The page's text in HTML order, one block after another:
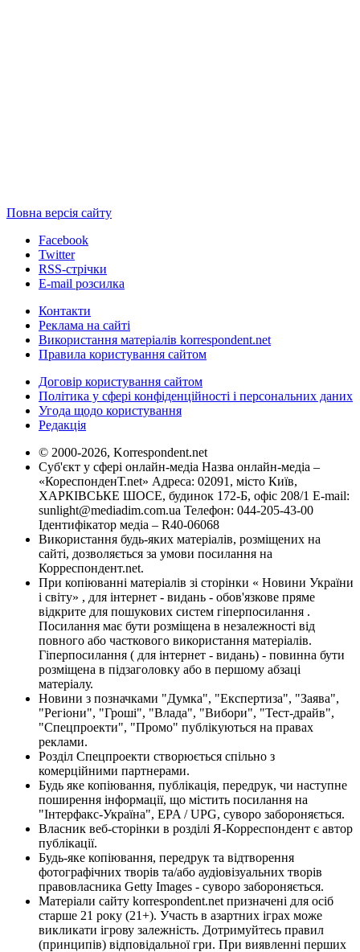
Повна версія сайту
Facebook
Twitter
RSS-стрічки
E-mail розсилка
Контакти
Реклама на сайті
Використання матеріалів korrespondent.net
Правила користування сайтом
Договір користування сайтом
Політика у сфері конфіденційності і персональних даних
Угода щодо користування
Редакція
© 2000-2026, Korrespondent.net
Суб'єкт у сфері онлайн-медіа Назва онлайн-медіа –
«КореспонденТ.net» Адреса: 02091, місто Київ,
ХАРКІВСЬКЕ ШОСЕ, будинок 172-Б, офіс 208/1 E-mail:
sunlight@mediadim.com.ua Телефон: 044-205-43-00
Ідентифікатор медіа – R40-06068
Використання будь-яких матеріалів, розміщених на
сайті, дозволяється за умови посилання на
Корреспондент.net.
При копіюванні матеріалів зі сторінки « Новини України
і світу» , для інтернет - видань - обов'язкове пряме
відкрите для пошукових систем гіперпосилання .
Посилання має бути розміщена в незалежності від
повного або часткового використання матеріалів.
Гіперпосилання ( для інтернет - видань) - повинна бути
розміщена в підзаголовку або в першому абзаці
матеріалу.
Новини з позначками "Думка", "Експертиза", "Заява",
"Регіони", "Гроші", "Влада", "Вибори", "Тест-драйв",
"Спецпроекти", "Промо" публікуються на правах
реклами.
Розділ Спецпроекти створюється спільно з
комерційними партнерами.
Будь яке копіювання, публікація, передрук, чи наступне
поширення інформації, що містить посилання на
"Інтерфакс-Україна", EPA / UPG, суворо забороняється.
Власник веб-сторінки в розділі Я-Корреспондент є автор
публікації.
Будь-яке копіювання, передрук та відтворення
фотографічних творів та/або аудіовізуальних творів
правовласника Getty Images - суворо забороняється.
Матеріали сайту korrespondent.net призначені для осіб
старше 21 року (21+). Участь в азартних іграх може
викликати ігрову залежність. Дотримуйтесь правил
(принципів) відповідальної гри. При виявленні перших